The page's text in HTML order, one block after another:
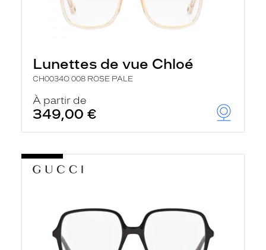
Lunettes de vue Chloé
CH0034O 008 ROSE PALE
À partir de
349,00 €